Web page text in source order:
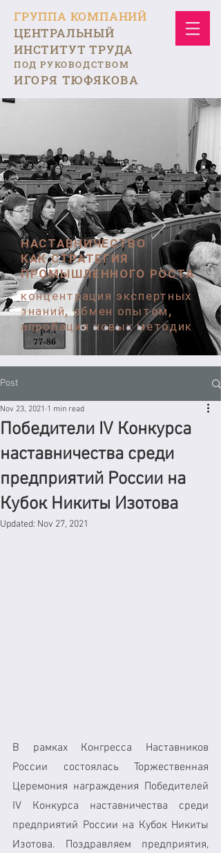
ГРУППА КОМПАНИЙ
ЦЕНТРАЛЬНЫЙ
ИНСТИТУТ ТРУДА
ПОД РУКОВОДСТВОМ
ИГОРЯ ТЮФЯКОВА
НАСТАВНИЧЕСТВО
КАК СТРАТЕГИЯ
ПРОМЫШЛЕННОГО РОСТА
концентрация экспертных
знаний, обмен опытом,
апробация новых методик
Post
Победители IV Конкурса
наставничества среди
предприятий России на
Кубок Никиты Изотова
Nov 23, 2021 1 min read
Updated: Nov 27, 2021
В рамках Конгресса Наставников
России состоялась Торжественная
Церемония награждения Победителей
IV Конкурса наставничества среди
предприятий России на Кубок Никиты
Изотова. Поздравляем предприятия,